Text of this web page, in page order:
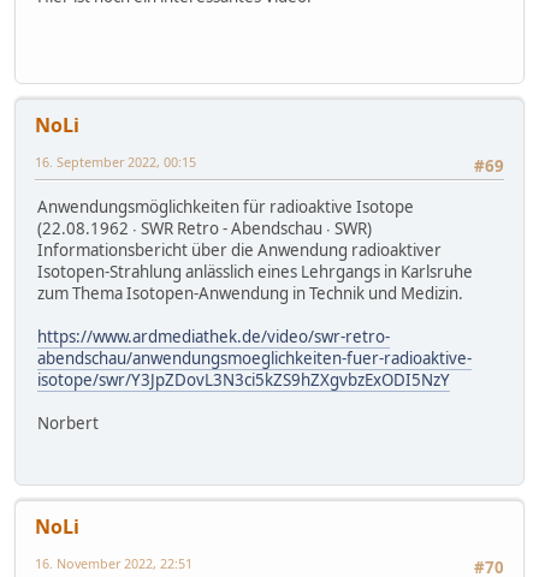
NoLi
#69
16. September 2022, 00:15
Anwendungsmöglichkeiten für radioaktive Isotope
(22.08.1962 ∙ SWR Retro - Abendschau ∙ SWR)
Informationsbericht über die Anwendung radioaktiver
Isotopen-Strahlung anlässlich eines Lehrgangs in Karlsruhe
zum Thema Isotopen-Anwendung in Technik und Medizin.
https://www.ardmediathek.de/video/swr-retro-
abendschau/anwendungsmoeglichkeiten-fuer-radioaktive-
isotope/swr/Y3JpZDovL3N3ci5kZS9hZXgvbzExODI5NzY
Norbert
NoLi
#70
16. November 2022, 22:51